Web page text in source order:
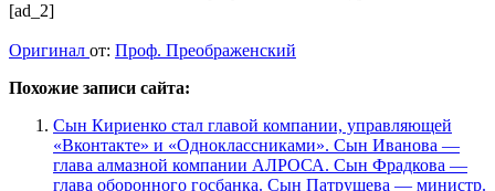
[ad_2]
Оригинал от: Проф. Преображенский
Похожие записи сайта:
Сын Кириенко стал главой компании, управляющей
«Вконтакте» и «Одноклассниками». Сын Иванова —
глава алмазной компании АЛРОСА. Сын Фрадкова —
глава оборонного госбанка. Сын Патрушева — министр.